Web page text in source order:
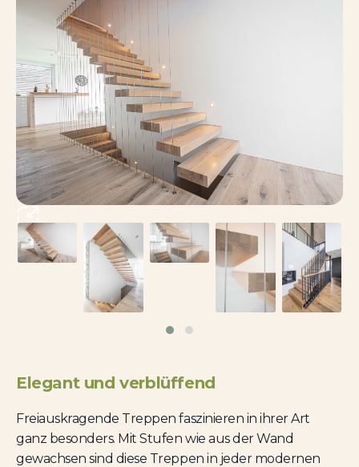
Elegant und verblüffend
Freiauskragende Treppen faszinieren in ihrer Art
ganz besonders. Mit Stufen wie aus der Wand
gewachsen sind diese Treppen in jeder modernen